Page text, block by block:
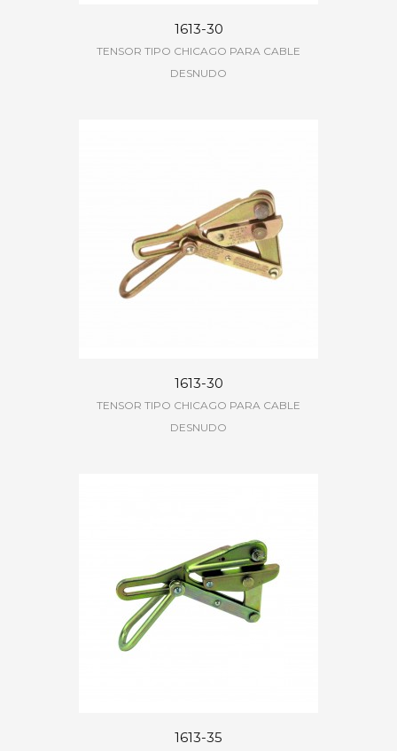
1613-30
TENSOR TIPO CHICAGO PARA CABLE
DESNUDO
1613-30
TENSOR TIPO CHICAGO PARA CABLE
DESNUDO
1613-35